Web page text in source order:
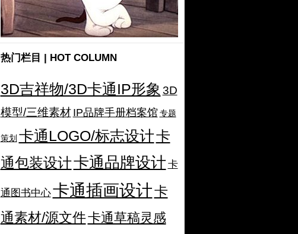
热门栏目 | HOT COLUMN
3D吉祥物/3D卡通IP形象 3D
模型/三维素材 IP品牌手册档案馆 专题
策划 卡通LOGO/标志设计卡
通包装设计卡通品牌设计卡
通图书中心卡通插画设计卡
通素材/源文件卡通草稿灵感